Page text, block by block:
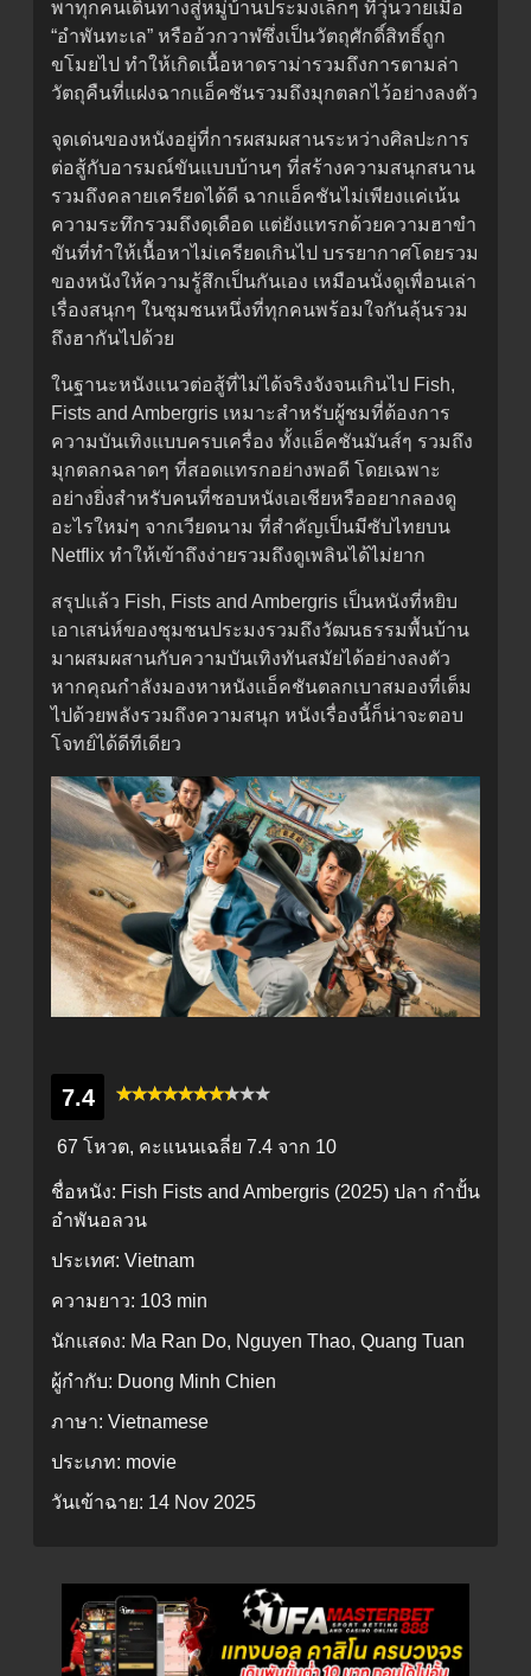
พาทุกคนเดินทางสู่หมู่บ้านประมงเล็กๆ ที่วุ่นวายเมื่อ
“อำพันทะเล” หรืออ้วกวาฬซึ่งเป็นวัตถุศักดิ์สิทธิ์ถูก
ขโมยไป ทำให้เกิดเนื้อหาดราม่ารวมถึงการตามล่า
วัตถุคืนที่แฝงฉากแอ็คชันรวมถึงมุกตลกไว้อย่างลงตัว
จุดเด่นของหนังอยู่ที่การผสมผสานระหว่างศิลปะการ
ต่อสู้กับอารมณ์ขันแบบบ้านๆ ที่สร้างความสนุกสนาน
รวมถึงคลายเครียดได้ดี ฉากแอ็คชันไม่เพียงแค่เน้น
ความระทึกรวมถึงดุเดือด แต่ยังแทรกด้วยความฮาขำ
ขันที่ทำให้เนื้อหาไม่เครียดเกินไป บรรยากาศโดยรวม
ของหนังให้ความรู้สึกเป็นกันเอง เหมือนนั่งดูเพื่อนเล่า
เรื่องสนุกๆ ในชุมชนหนึ่งที่ทุกคนพร้อมใจกันลุ้นรวม
ถึงฮากันไปด้วย
ในฐานะหนังแนวต่อสู้ที่ไม่ได้จริงจังจนเกินไป Fish,
Fists and Ambergris เหมาะสำหรับผู้ชมที่ต้องการ
ความบันเทิงแบบครบเครื่อง ทั้งแอ็คชันมันส์ๆ รวมถึง
มุกตลกฉลาดๆ ที่สอดแทรกอย่างพอดี โดยเฉพาะ
อย่างยิ่งสำหรับคนที่ชอบหนังเอเชียหรืออยากลองดู
อะไรใหม่ๆ จากเวียดนาม ที่สำคัญเป็นมีซับไทยบน
Netflix ทำให้เข้าถึงง่ายรวมถึงดูเพลินได้ไม่ยาก
สรุปแล้ว Fish, Fists and Ambergris เป็นหนังที่หยิบ
เอาเสน่ห์ของชุมชนประมงรวมถึงวัฒนธรรมพื้นบ้าน
มาผสมผสานกับความบันเทิงทันสมัยได้อย่างลงตัว
หากคุณกำลังมองหาหนังแอ็คชันตลกเบาสมองที่เต็ม
ไปด้วยพลังรวมถึงความสนุก หนังเรื่องนี้ก็น่าจะตอบ
โจทย์ได้ดีทีเดียว
7.4
67 โหวต, คะแนนเฉลี่ย 7.4 จาก 10
ชื่อหนัง: Fish Fists and Ambergris (2025) ปลา กำปั้น
อำพันอลวน
ประเทศ: Vietnam
ความยาว: 103 min
นักแสดง: Ma Ran Do, Nguyen Thao, Quang Tuan
ผู้กำกับ: Duong Minh Chien
ภาษา: Vietnamese
ประเภท: movie
วันเข้าฉาย: 14 Nov 2025